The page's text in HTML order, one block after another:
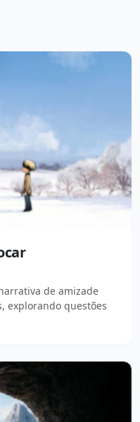
de amizade
explorando questões